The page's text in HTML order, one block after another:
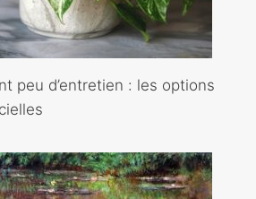
peu d’entretien : les options